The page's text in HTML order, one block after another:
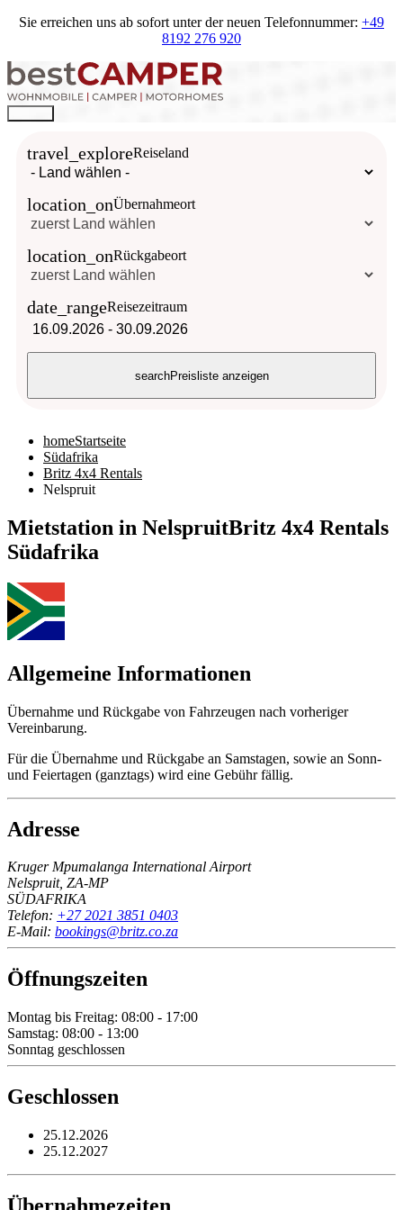
Sie erreichen uns ab sofort unter der neuen Telefonnummer: +49
8192 276 920
travel_exploreReiseland
location_onÜbernahmeort
location_onRückgabeort
date_rangeReisezeitraum
16.09.2026 - 30.09.2026
searchPreisliste anzeigen
homeStartseite
Südafrika
Britz 4x4 Rentals
Nelspruit
Mietstation in NelspruitBritz 4x4 Rentals
Südafrika
Allgemeine Informationen
Übernahme und Rückgabe von Fahrzeugen nach vorheriger
Vereinbarung.
Für die Übernahme und Rückgabe an Samstagen, sowie an Sonn-
und Feiertagen (ganztags) wird eine Gebühr fällig.
Adresse
Kruger Mpumalanga International Airport
Nelspruit, ZA-MP
SÜDAFRIKA
Telefon: +27 2021 3851 0403
E-Mail: bookings@britz.co.za
Öffnungszeiten
Montag bis Freitag: 08:00 - 17:00
Samstag: 08:00 - 13:00
Sonntag geschlossen
Geschlossen
25.12.2026
25.12.2027